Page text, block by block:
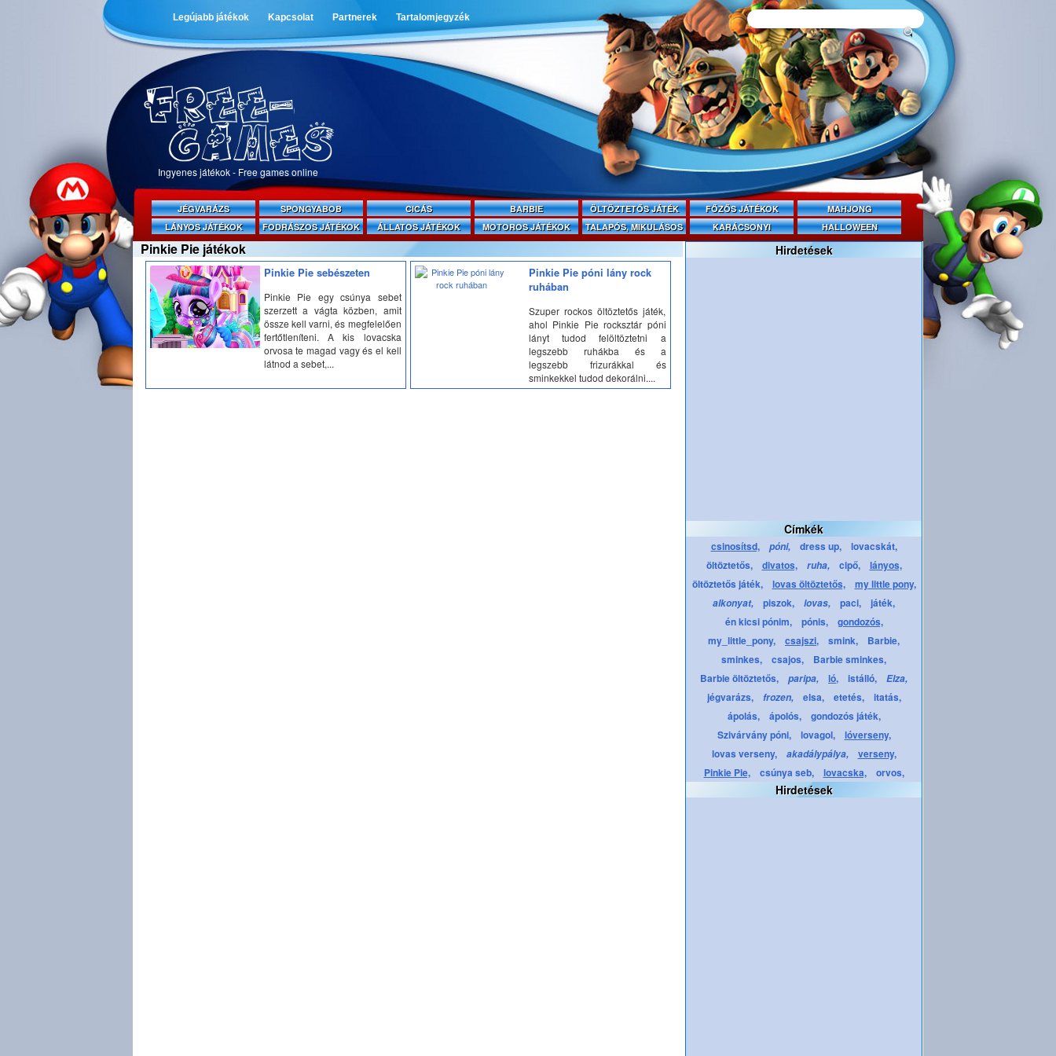
Legújabb játékok Kapcsolat Partnerek Tartalomjegyzék
Ingyenes játékok - Free games online
JÉGVARÁZS SPONGYABOB CICÁS BARBIE ÖLTÖZTETŐS JÁTÉK FŐZŐS JÁTÉKOK
MAHJONG
LÁNYOS JÁTÉKOK
FODRÁSZOS JÁTÉKOK ÁLLATOS JÁTÉKOK MOTOROS JÁTÉKOK TALAPÓS, MIKULÁSOS KARÁCSONYI HALLOWEEN
Pinkie Pie játékok
Pinkie Pie sebészeten
Pinkie Pie egy csúnya sebet
szerzett a vágta közben, amit
össze kell varni, és megfelelően
fertőtleníteni. A kis lovacska
orvosa te magad vagy és el kell
látnod a sebet,...
Pinkie Pie póni lány rock
ruhában
Szuper rockos öltöztetős játék,
ahol Pinkie Pie rocksztár póni
lányt tudod felöltöztetni a
legszebb ruhákba és a
legszebb frizurákkal és
sminkekkel tudod dekorálni....
Hirdetések
Címkék
csinosítsd, póni, dress up,
lovacskát,
öltöztetős,
divatos, ruha, cipő,
lányos,
öltöztetős játék,
lovas öltöztetős, my little pony,
alkonyat, piszok, lovas, paci,
játék,
én kicsi pónim,
pónis,
gondozós,
my_little_pony,
csajszi, smink,
Barbie,
sminkes,
csajos,
Barbie sminkes,
Barbie öltöztetős,
paripa, ló, istálló, Elza,
jégvarázs, frozen, elsa, etetés,
itatás,
ápolás,
ápolós,
gondozós játék,
Szivárvány póni,
lovagol,
lóverseny,
lovas verseny,
akadálypálya,
verseny,
Pinkie Pie,
csúnya seb, lovacska, orvos,
Hirdetések